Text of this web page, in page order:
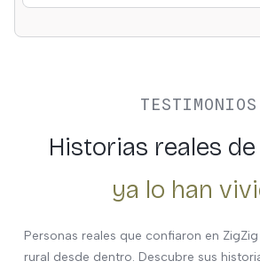
TESTIMONIOS
Historias reales
ya lo han
Personas reales que confiaron en
rural desde dentro. Descubre sus